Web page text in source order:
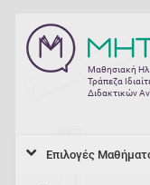
Μαθησιακή
Τράπεζα
Διδακτικών
Επιλογές